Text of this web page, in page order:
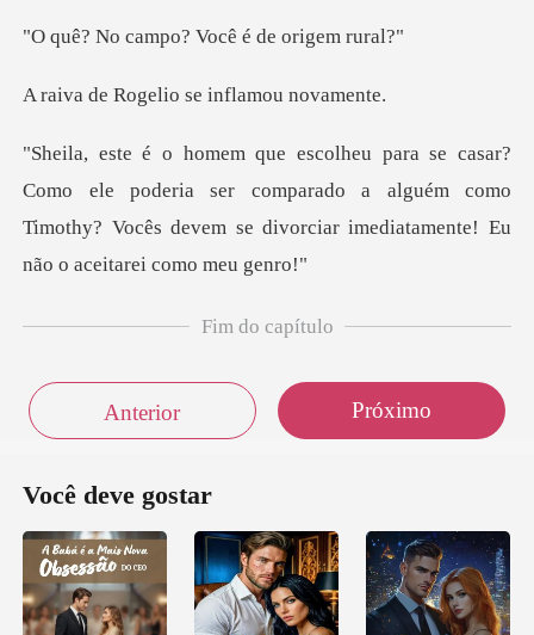
po? Você é de
elio se inflam
poderia ser comparado a alguém como
Timothy? Vocês devem se
Fim do capítulo
Anterior Próximo
Você deve gostar